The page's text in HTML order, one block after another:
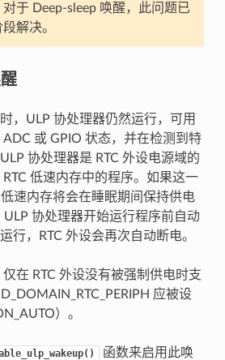
于 Deep-sleep 唤醒，此问题已
解决。
，ULP 协处理器仍然运行，可用
或 GPIO 状态，并在检测到特
协处理器是 RTC 外设电源域的
低速内存中的程序。如果这一
速内存将会在睡眠期间保持供电
ULP 协处理器开始运行程序前自动
行，RTC 外设会再次自动断电。
仅在 RTC 外设没有被强制供电时支
应被设
）。
函数来启用此唤